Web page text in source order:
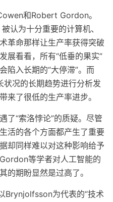
和Robert Gordon。
认为十分重要的计算机、
革命那样让生产率获得突破
展看看，所有“低垂的果实”
陷入长期的“大停滞”。而
况的长期趋势进行分析发
来了很低的生产率进步。
了“索洛悖论”的质疑。尽管
活的各个方面都产生了重要
却同样难以对这种影响给予
等学者对人工智能的
的期盼显然是过高了。
Brynjolfsson为代表的“技术